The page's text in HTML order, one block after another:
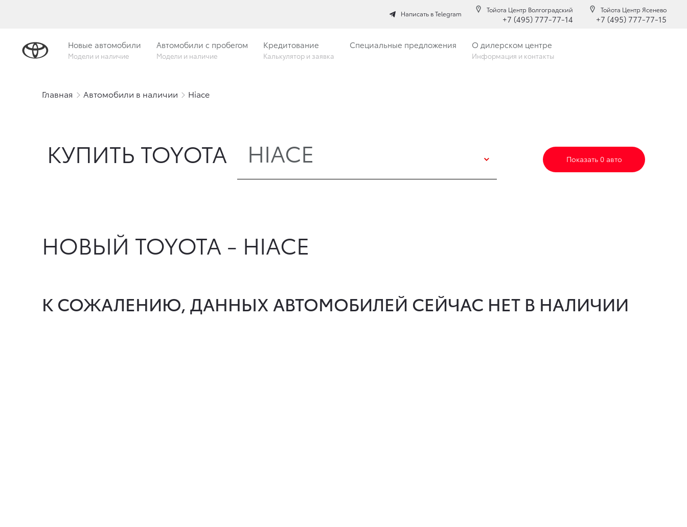
Написать в Telegram Тойота Центр Волгоградский
+7 (495) 777-77-14
Тойота Центр Ясенево
+7 (495) 777-77-15
Новые автомобили
Модели и наличие
Автомобили с пробегом
Модели и наличие
Кредитование
Калькулятор и заявка
Специальные предложения О дилерском центре
Информация и контакты
Главная Автомобили в наличии Hiace
КУПИТЬ TOYOTA HIACE Показать 0 авто
НОВЫЙ TOYOTA - HIACE
К СОЖАЛЕНИЮ, ДАННЫХ АВТОМОБИЛЕЙ СЕЙЧАС НЕТ В НАЛИЧИИ